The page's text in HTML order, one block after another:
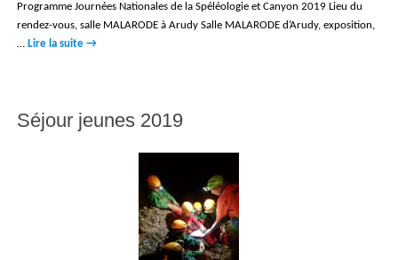
Programme Journées Nationales de la Spéléologie et Canyon 2019 Lieu du
rendez-vous, salle MALARODE à Arudy Salle MALARODE d’Arudy, exposition,
… Lire la suite →
Séjour jeunes 2019